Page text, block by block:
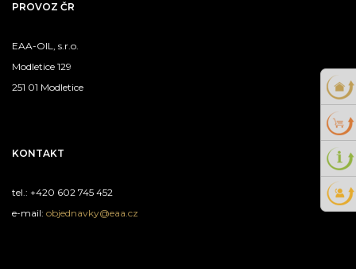
PROVOZ ČR
EAA-OIL, s.r.o.
Modletice 129
251 01 Modletice
KONTAKT
tel.: +420 602 745 452
e-mail: objednavky@eaa.cz